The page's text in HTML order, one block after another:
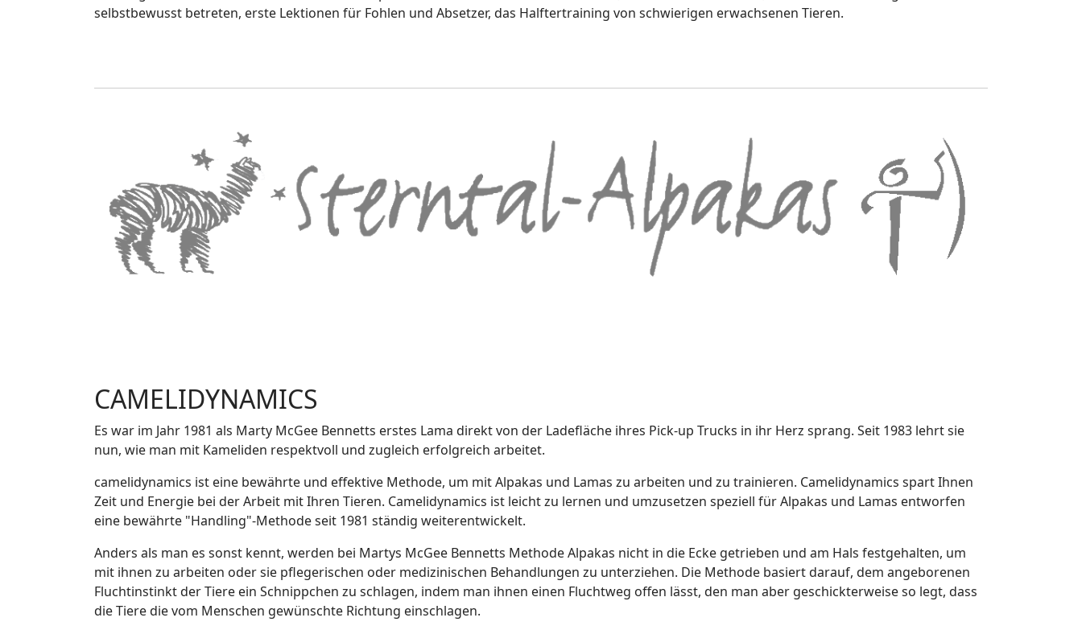
selbstbewusst betreten, erste Lektionen für Fohlen und Absetzer, das Halftertraining von schwierigen erwachsenen Tieren.
CAMELIDYNAMICS
Es war im Jahr 1981 als Marty McGee Bennetts erstes Lama direkt von der Ladefläche ihres Pick-up Trucks in ihr Herz sprang. Seit 1983 lehrt sie
nun, wie man mit Kameliden respektvoll und zugleich erfolgreich arbeitet.
camelidynamics ist eine bewährte und effektive Methode, um mit Alpakas und Lamas zu arbeiten und zu trainieren. Camelidynamics spart Ihnen
Zeit und Energie bei der Arbeit mit Ihren Tieren. Camelidynamics ist leicht zu lernen und umzusetzen speziell für Alpakas und Lamas entworfen
eine bewährte "Handling"-Methode seit 1981 ständig weiterentwickelt.
Anders als man es sonst kennt, werden bei Martys McGee Bennetts Methode Alpakas nicht in die Ecke getrieben und am Hals festgehalten, um
mit ihnen zu arbeiten oder sie pflegerischen oder medizinischen Behandlungen zu unterziehen. Die Methode basiert darauf, dem angeborenen
Fluchtinstinkt der Tiere ein Schnippchen zu schlagen, indem man ihnen einen Fluchtweg offen lässt, den man aber geschickterweise so legt, dass
die Tiere die vom Menschen gewünschte Richtung einschlagen.